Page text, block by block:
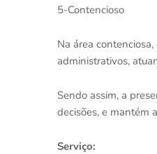
5-Contencioso
Na área
administrativos,
Sendo assim, a
decisões, e mantém
Serviço: